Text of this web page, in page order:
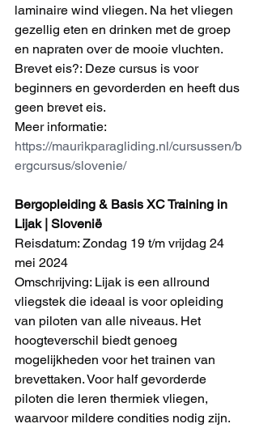
laminaire wind vliegen. Na het vliegen
gezellig eten en drinken met de groep
en napraten over de mooie vluchten.
Brevet eis?: Deze cursus is voor
beginners en gevorderden en heeft dus
geen brevet eis.
Meer informatie:
https://maurikparagliding.nl/cursussen/b
ergcursus/slovenie/
Bergopleiding & Basis XC Training in
Lijak | Slovenië
Reisdatum: Zondag 19 t/m vrijdag 24
mei 2024
Omschrijving: Lijak is een allround
vliegstek die ideaal is voor opleiding
van piloten van alle niveaus. Het
hoogteverschil biedt genoeg
mogelijkheden voor het trainen van
brevettaken. Voor half gevorderde
piloten die leren thermiek vliegen,
waarvoor mildere condities nodig zijn.